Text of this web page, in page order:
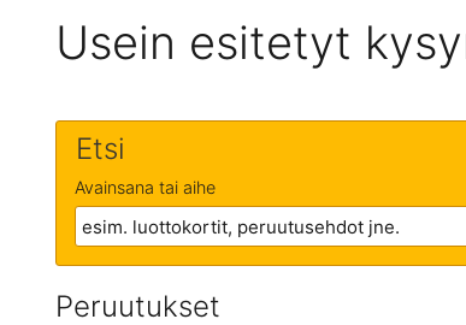
Usein esitetyt
Etsi
Avainsana tai aihe
Peruutukset